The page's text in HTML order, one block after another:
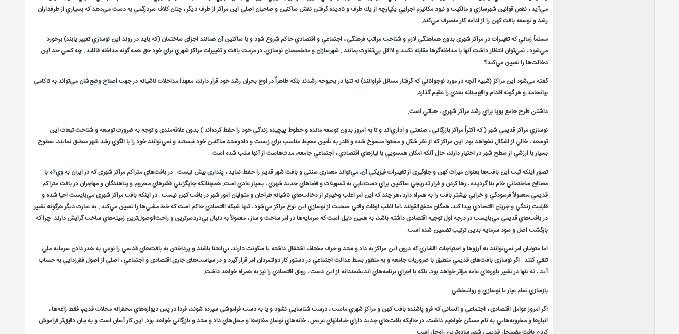
مي‌آيد ، نقص قوانين شهرسازي و مالكيت و نبود مكانيزم اجرايي يكپارچه از يك طرف و ناديده گرفتن نقش ساكنين و صاحبان اصلي اين مراكز از طرف ديگر ، چنان كلاف سردرگمي به دست مي‌دهد كه بسياري از طرفداران
رشد و توسعه بافت كهن را از ادامه كار منصرف مي‌كند.
مسلماً زماني كه تغييرات در مراكز شهري بدون هماهنگي لازم و شناخت مراتب فرهنگي ، اجتماعي و اقتصادي حاكم شروع شود و با ساكنين آن همانند اجزاي ساختمان (كه بايد در روند اين نوسازي تغيير يابند) برخورد
مي‌شود ، نمي‌توان انتظار داشت آنها با مداخله‌گرها مقابله نكنند و لااقل بي‌تفاوت بمانند . شهرسازان و متخصصان نوسازي، در مرمت بافت و تغييرات مراكز شهري براي خود حق همه گونه مداخله قائلند . چه كسي حد اين
دخالت‌ها را تعيين مي‌كند؟
گفته مي‌شود اين مراكز (شبيه آنچه در مورد نوجواناني كه گرفتار مسائل فراوانند) نه تنها در بحبوحه رشدند بلكه ظاهراً در اوج بحران رشد خود قرار دارند، معهذا مداخلات ناشيانه در جهت اصلاح وضع‌شان مي‌تواند به ناكامي
بيانجامد و هر گونه اقدام واقع‌بينانه بعدي را عقيم گذارد.
داشتن طرح جامع پويا براي رشد مراكز شهري ، حياتي است.
نوسازي مراكز قديمي شهر ( كه اكثراً مراكز بازرگاني ، صنعتي و اداري‌اند و تا به امروز بدون توسعه مانده و خطوط پيچيده زندگي خود را حفظ كرده‌اند ) بدون علاقه‌مندي و توجه به ضرورت توسعه و شناخت تبعات اين
توسعه ، خالي از اشكال نخواهد بود. اين مراكز كه از نظر شكل و محتوا منسوخ شده و قادر به تأمين محيط مناسب براي زيست و دادوستد ساكنين خود نيستند و نمي‌توانند خود را با الگوي رشد شهر منطبق نمايند، سطوح
بسيار با ارزشي از سطح شهر در اختيار دارند، حال آنكه امكان همسويي با نيازهاي اقتصادي ، اجتماعي جامعه، مدت‌هاست از آنها سلب شده است.
تصور اينكه ثبت اين بافت‌ها بعنوان ميراث كهن و جلوگيري از تغييرات فيزيكي آن، مي‌تواند معماري سنتي و بافت شهر قديم را حفظ نمايد ، پنداري بيش نيست . در بافت‌هاي متراكم مراكز شهري كه در ايران به وي?ه با
مصالح ساختماني خام بنا گرديده ،‌ رها كردن و فرار تدريجي ساكنين براي دست‌يابي به تسهيلات و فضاهاي جديد شهري ، بسيار عادي است. همچنانكه جايگزيني قشرهاي محروم و پناهندگان و مهاجران در بافت متراكم
قديمي ،‌معمولاً فرسودگي و خرابي بيشتر بافت را به همراه دارد ،‌هر چند كه اين امر اغلب وخيم‌تر از دخالت‌هاي ناشيانه طراحان و متوليان امور شهر در بافت كهن نيست . در اينكه بافت مراكز شهري مي‌بايست احيا شده و
قابليت زندگي و جريان اقتصادي پيدا كند، همگان متفق‌القولند ،‌اما اغلب اوقات وقتي صحبت از نوسازي اين نوع مراكز مي‌شود ، تنها شبكه اقتصادي حاكم است كه خط مشي‌ها را تعيين مي‌كند . به عبارت ديگر هرگونه تغيير
در بافت‌هاي قديمي مي‌بايست در درجه اول توجيه اقتصادي داشته باشد، به همين دليل است كه سرمايه‌ها در امر ساخت و ساز ، معمولاً به دنبال بي‌دردسرترين و راحت‌الوصول‌ترين زمينه‌هاي ساخت گرايش دارند. چرا كه
بازگشت اصل و سود سرمايه‌ بدين ترتيب تضمين شده است.
اما متوليان امر نمي‌توانند به آرزوها و احتياجات اقشاري كه درون اين مراكز به داد و ستد و حرف مختلف اشتغال داشته يا سكونت دارند، بي‌اعتنا باشند و پرداختن به بافت‌هاي قديمي را نوعي به هدر دادن سرمايه ملي
تلقي كنند . اگر نوسازي بافت‌هاي قديمي منطبق با ضروريات جامعه و به منظور بسط عدالت اجتماعي در دستور كار دولتمردان امر قرار گيرد و در سياست‌هاي جاري اقتصادي و اجتماعي ، اصلي از اصول فقرزدايي به حساب
آيد ، نه تنها در تغيير باورهاي عامه مؤثر خواهد بود، بلكه با اجراي برنامه‌هاي انديشمندانه از اين دست ، رونق اقتصادي را نيز به همراه خواهد داشت.
بازسازي تمام عيار يا نوسازي و روانبخشي
اگر امروز عوامل اقتصادي ، اجتماعي و انساني كه فرو پاشنده بافت كهن و مراكز شهري ماست ، درست شناسايي نشود و يا به دست فراموشي سپرده شوند، فردا در پس ديواره‌هاي محقرانه محلات قديم، فقط زاغه‌ها ،
انبارها و مخروبه‌هايي به نام مسكن خواهيم داشت، در حاليكه بافت‌هاي جديد داراي خيابانهاي عريض ، خانه‌هاي نوساز، مغازه‌ها و محل‌هاي داد و ستد و بازرگاني خواهد بود. اين كار آسان است و به بيان دقيق‌تر فراموش